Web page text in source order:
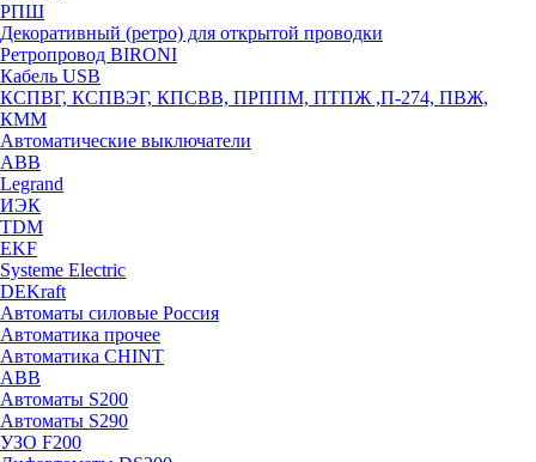
РПШ
Декоративный (ретро) для открытой проводки
Ретропровод BIRONI
Кабель USB
КСПВГ, КСПВЭГ, КПСВВ, ПРППМ, ПТПЖ ,П-274, ПВЖ,
КММ
Автоматические выключатели
ABB
Legrand
ИЭК
TDM
EKF
Systeme Electric
DEKraft
Автоматы силовые Россия
Автоматика прочее
Автоматика CHINT
ABB
Автоматы S200
Автоматы S290
УЗО F200